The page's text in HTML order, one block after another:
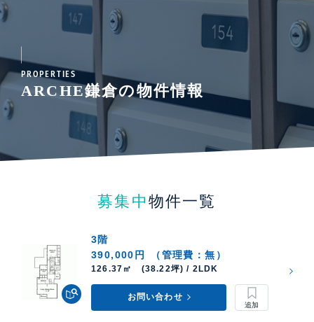
PROPERTIES
ARCHE鎌倉の物件情報
募集中 物件一覧
3階
390,000円
（管理費：無）
126.37㎡ (38.22坪) / 2LDK
お問い合わせ